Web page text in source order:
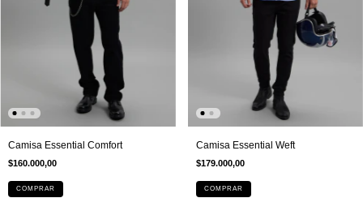
Camisa Essential Comfort
$160.000,00
COMPRAR
Camisa Essential Weft
$179.000,00
COMPRAR